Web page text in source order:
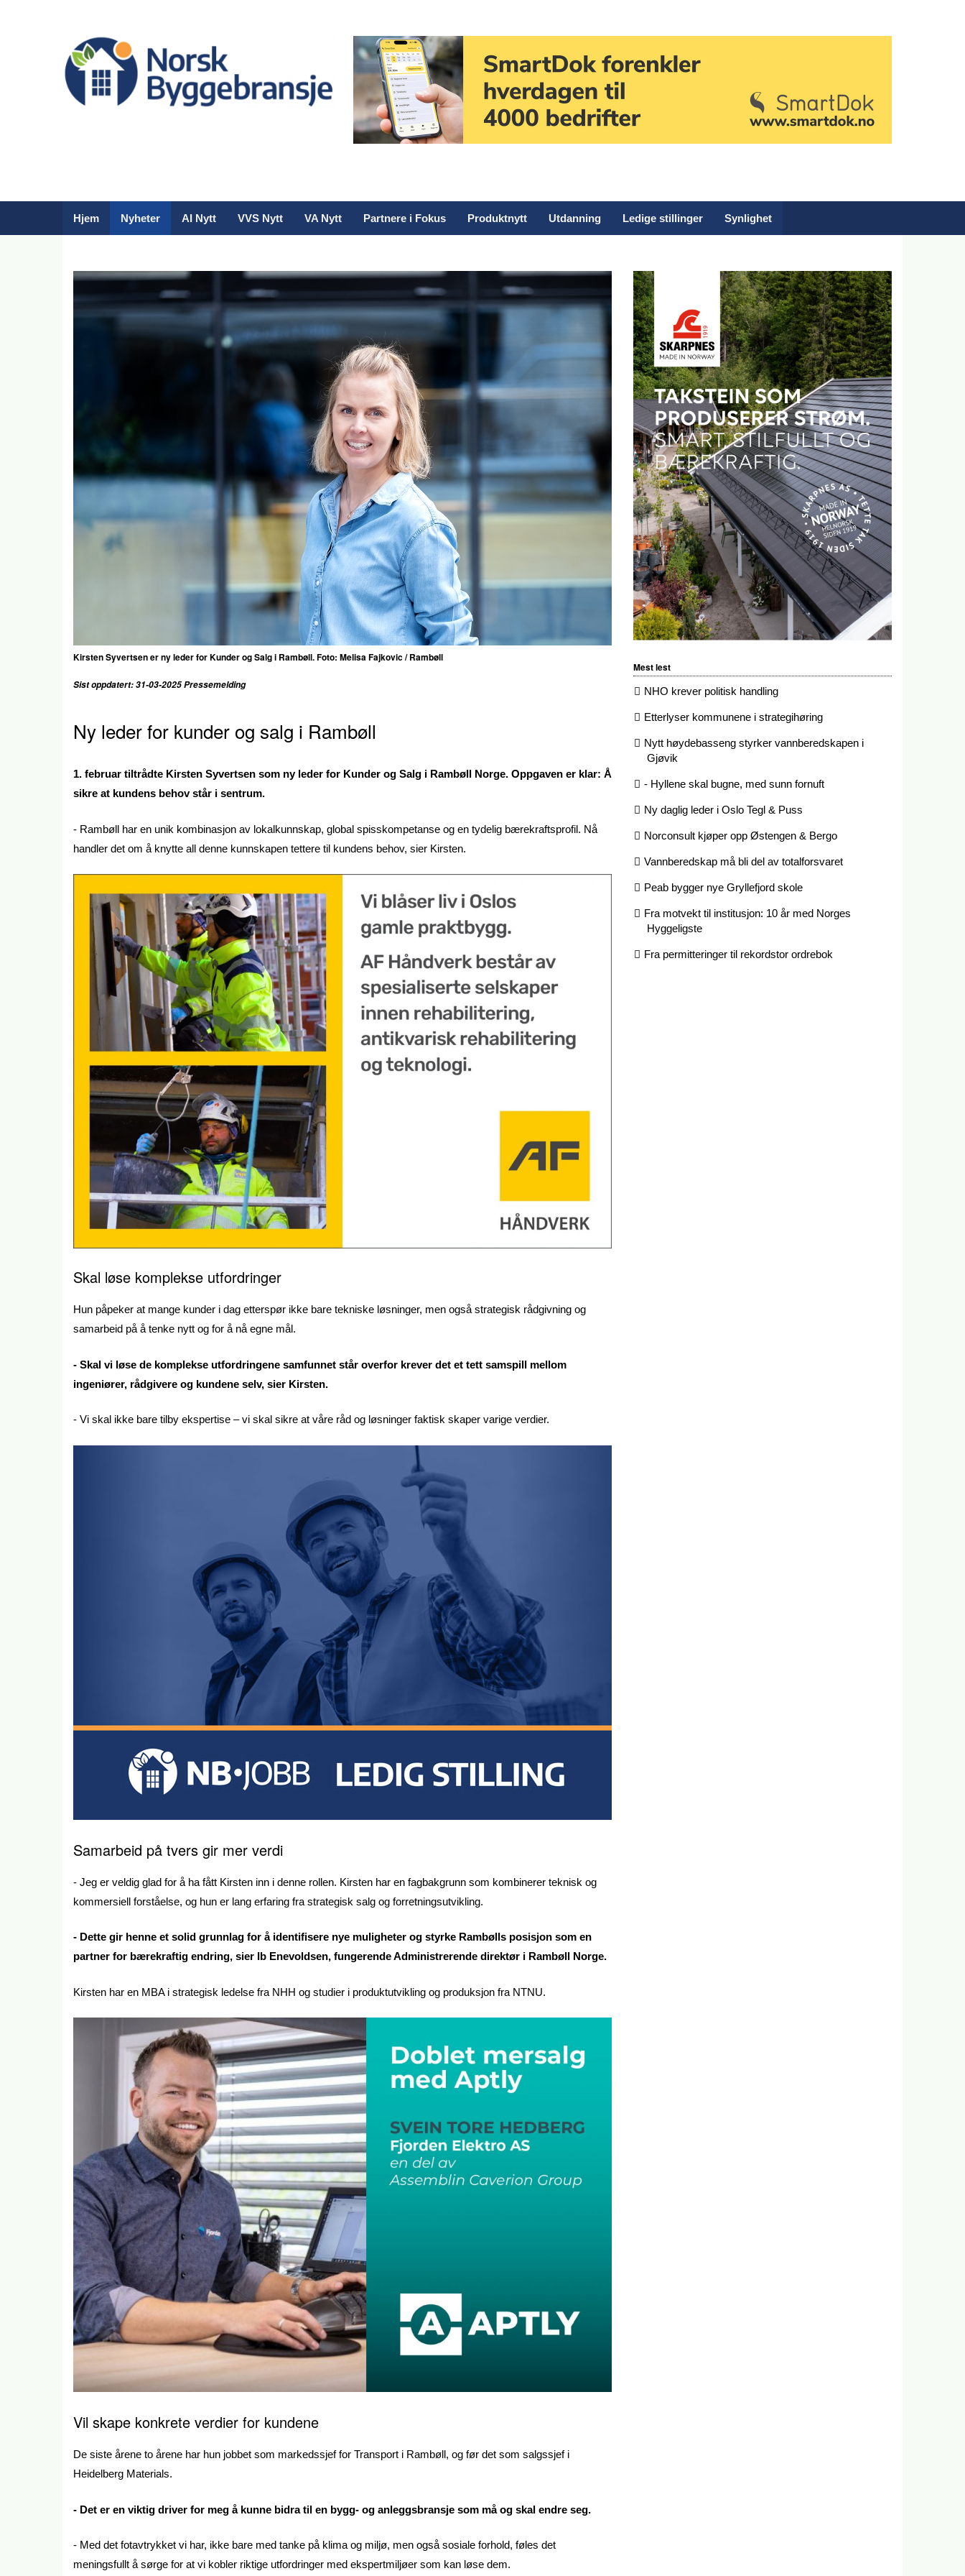
Hjem Nyheter AI Nytt VVS Nytt VA Nytt Partnere i Fokus Produktnytt Utdanning Ledige stillinger Synlighet
Kirsten Syvertsen er ny leder for Kunder og Salg i Rambøll. Foto: Melisa Fajkovic / Rambøll
Sist oppdatert: 31-03-2025 Pressemelding
Ny leder for kunder og salg i Rambøll
1. februar tiltrådte Kirsten Syvertsen som ny leder for Kunder og Salg i Rambøll Norge. Oppgaven er klar: Å
sikre at kundens behov står i sentrum.
- Rambøll har en unik kombinasjon av lokalkunnskap, global spisskompetanse og en tydelig bærekraftsprofil. Nå
handler det om å knytte all denne kunnskapen tettere til kundens behov, sier Kirsten.
Skal løse komplekse utfordringer
Hun påpeker at mange kunder i dag etterspør ikke bare tekniske løsninger, men også strategisk rådgivning og
samarbeid på å tenke nytt og for å nå egne mål.
- Skal vi løse de komplekse utfordringene samfunnet står overfor krever det et tett samspill mellom
ingeniører, rådgivere og kundene selv, sier Kirsten.
- Vi skal ikke bare tilby ekspertise – vi skal sikre at våre råd og løsninger faktisk skaper varige verdier.
Samarbeid på tvers gir mer verdi
- Jeg er veldig glad for å ha fått Kirsten inn i denne rollen. Kirsten har en fagbakgrunn som kombinerer teknisk og
kommersiell forståelse, og hun er lang erfaring fra strategisk salg og forretningsutvikling.
- Dette gir henne et solid grunnlag for å identifisere nye muligheter og styrke Rambølls posisjon som en
partner for bærekraftig endring, sier Ib Enevoldsen, fungerende Administrerende direktør i Rambøll Norge.
Kirsten har en MBA i strategisk ledelse fra NHH og studier i produktutvikling og produksjon fra NTNU.
Vil skape konkrete verdier for kundene
De siste årene to årene har hun jobbet som markedssjef for Transport i Rambøll, og før det som salgssjef i
Heidelberg Materials.
- Det er en viktig driver for meg å kunne bidra til en bygg- og anleggsbransje som må og skal endre seg.
- Med det fotavtrykket vi har, ikke bare med tanke på klima og miljø, men også sosiale forhold, føles det
meningsfullt å sørge for at vi kobler riktige utfordringer med ekspertmiljøer som kan løse dem.
Mest lest
NHO krever politisk handling
Etterlyser kommunene i strategihøring
Nytt høydebasseng styrker vannberedskapen i
Gjøvik
- Hyllene skal bugne, med sunn fornuft
Ny daglig leder i Oslo Tegl & Puss
Norconsult kjøper opp Østengen & Bergo
Vannberedskap må bli del av totalforsvaret
Peab bygger nye Gryllefjord skole
Fra motvekt til institusjon: 10 år med Norges
Hyggeligste
Fra permitteringer til rekordstor ordrebok